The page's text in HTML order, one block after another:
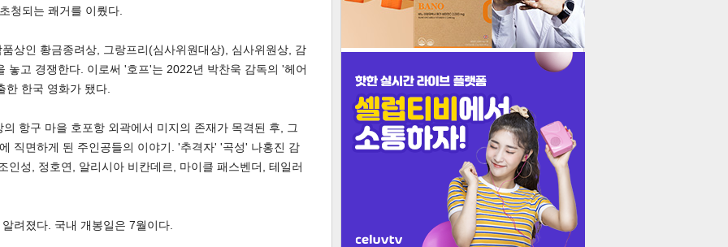
청되는 쾌거를 이뤘다.
상인 황금종려상, 그랑프리(심사위원대상), 심사위원상, 감
놓고 경쟁한다. 이로써 '호프'는 2022년 박찬욱 감독의 '헤어
한국 영화가 됐다.
항구 마을 호포항 외곽에서 미지의 존재가 목격된 후, 그
직면하게 된 주인공들의 이야기. '추격자' '곡성' 나홍진 감
인성, 정호연, 알리시아 비칸데르, 마이클 패스벤더, 테일러
려졌다. 국내 개봉일은 7월이다.